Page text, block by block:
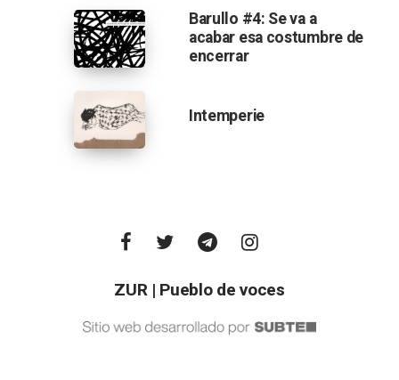
Barullo #4: Se va a
acabar esa costumbre de
encerrar
Intemperie
ZUR | Pueblo de voces